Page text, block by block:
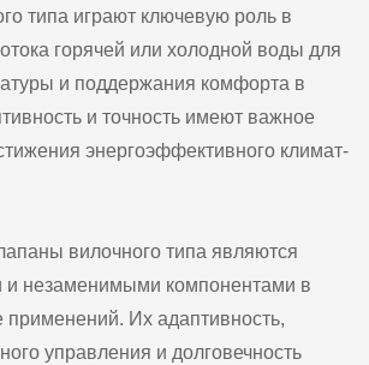
типа играют ключевую роль в
горячей или холодной воды для
и поддержания комфорта в
и точность имеют важное
энергоэффективного климат-
вилочного типа являются
и незаменимыми компонентами в
применений. Их адаптивность,
управления и долговечность